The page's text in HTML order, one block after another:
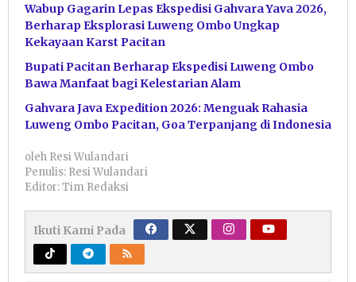
Wabup Gagarin Lepas Ekspedisi Gahvara Yava 2026,
Berharap Eksplorasi Luweng Ombo Ungkap
Kekayaan Karst Pacitan
Bupati Pacitan Berharap Ekspedisi Luweng Ombo
Bawa Manfaat bagi Kelestarian Alam
Gahvara Java Expedition 2026: Menguak Rahasia
Luweng Ombo Pacitan, Goa Terpanjang di Indonesia
oleh Resi Wulandari
Penulis: Resi Wulandari
Editor: Tim Redaksi
Ikuti Kami Pada